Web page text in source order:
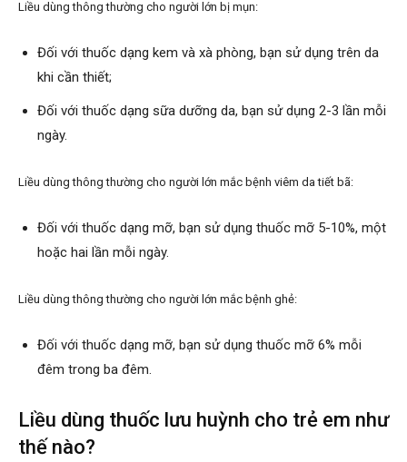
Liều dùng thông thường cho người lớn bị mụn:
Đối với thuốc dạng kem và xà phòng, bạn sử dụng trên da
khi cần thiết;
Đối với thuốc dạng sữa dưỡng da, bạn sử dụng 2-3 lần mỗi
ngày.
Liều dùng thông thường cho người lớn mắc bệnh viêm da tiết bã:
Đối với thuốc dạng mỡ, bạn sử dụng thuốc mỡ 5-10%, một
hoặc hai lần mỗi ngày.
Liều dùng thông thường cho người lớn mắc bệnh ghẻ:
Đối với thuốc dạng mỡ, bạn sử dụng thuốc mỡ 6% mỗi
đêm trong ba đêm.
Liều dùng thuốc lưu huỳnh cho trẻ em như
thế nào?